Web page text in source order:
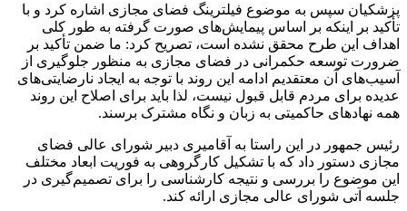
پزشکیان سپس به موضوع فیلترینگ فضای مجازی اشاره کرد و با
تأکید بر اینکه بر اساس پیمایش‌های صورت گرفته به طور کلی
اهداف این طرح محقق نشده است، تصریح کرد: ما ضمن تأکید بر
ضرورت توسعه حکمرانی در فضای مجازی به منظور جلوگیری از
آسیب‌های آن معتقدیم ادامه این روند با توجه به ایجاد نارضایتی‌های
عدیده برای مردم قابل قبول نیست، لذا باید برای اصلاح این روند
همه نهادهای حاکمیتی به زبان و نگاه مشترک برسند.
رئیس جمهور در این راستا به آقامیری دبیر شورای عالی فضای
مجازی دستور داد که با تشکیل کارگروهی به فوریت ابعاد مختلف
این موضوع را بررسی و نتیجه کارشناسی را برای تصمیم‌گیری در
جلسه آتی شورای عالی مجازی ارائه کند.